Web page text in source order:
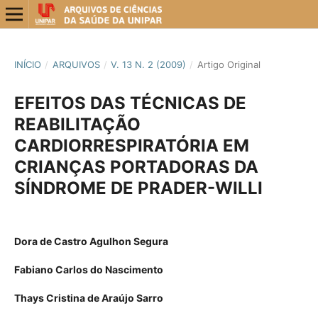
INÍCIO / ARQUIVOS / V. 13 N. 2 (2009) / Artigo Original
EFEITOS DAS TÉCNICAS DE
REABILITAÇÃO
CARDIORRESPIRATÓRIA EM
CRIANÇAS PORTADORAS DA
SÍNDROME DE PRADER-WILLI
Dora de Castro Agulhon Segura
Fabiano Carlos do Nascimento
Thays Cristina de Araújo Sarro